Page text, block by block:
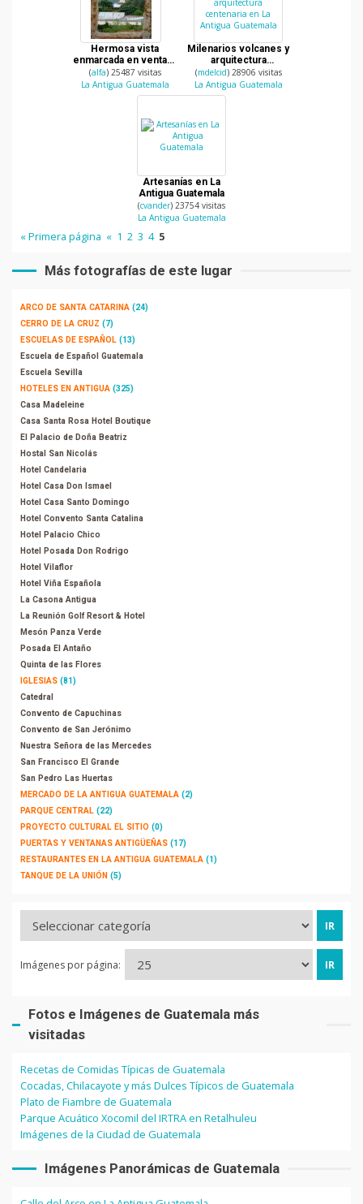
Hermosa vista
enmarcada en ventana
colonial
(alfa) 25487 visitas
La Antigua Guatemala
Milenarios volcanes y
arquitectura
centenaria en La
Antigua Guatemala
(mdelcid) 28906 visitas
La Antigua Guatemala
Artesanías en La
Antigua Guatemala
(cvander) 23754 visitas
La Antigua Guatemala
« Primera página « 1 2 3 4 5
Más fotografías de este lugar
ARCO DE SANTA CATARINA (24)
CERRO DE LA CRUZ (7)
ESCUELAS DE ESPAÑOL (13)
Escuela de Español Guatemala
Escuela Sevilla
HOTELES EN ANTIGUA (325)
Casa Madeleine
Casa Santa Rosa Hotel Boutique
El Palacio de Doña Beatriz
Hostal San Nicolás
Hotel Candelaria
Hotel Casa Don Ismael
Hotel Casa Santo Domingo
Hotel Convento Santa Catalina
Hotel Palacio Chico
Hotel Posada Don Rodrigo
Hotel Vilaflor
Hotel Viña Española
La Casona Antigua
La Reunión Golf Resort & Hotel
Mesón Panza Verde
Posada El Antaño
Quinta de las Flores
IGLESIAS (81)
Catedral
Convento de Capuchinas
Convento de San Jerónimo
Nuestra Señora de las Mercedes
San Francisco El Grande
San Pedro Las Huertas
MERCADO DE LA ANTIGUA GUATEMALA (2)
PARQUE CENTRAL (22)
PROYECTO CULTURAL EL SITIO (0)
PUERTAS Y VENTANAS ANTIGÜEÑAS (17)
RESTAURANTES EN LA ANTIGUA GUATEMALA (1)
TANQUE DE LA UNIÓN (5)
Imágenes por página:
Fotos e Imágenes de Guatemala más
visitadas
Recetas de Comidas Típicas de Guatemala
Cocadas, Chilacayote y más Dulces Típicos de Guatemala
Plato de Fiambre de Guatemala
Parque Acuático Xocomil del IRTRA en Retalhuleu
Imágenes de la Ciudad de Guatemala
Imágenes Panorámicas de Guatemala